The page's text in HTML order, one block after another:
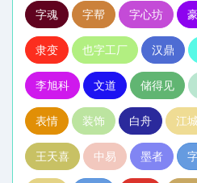
字魂 字帮 字心坊
隶变 也字工厂 汉鼎
李旭科 文道 储得见
表情 装饰 白舟 江
王天喜 中易 墨者